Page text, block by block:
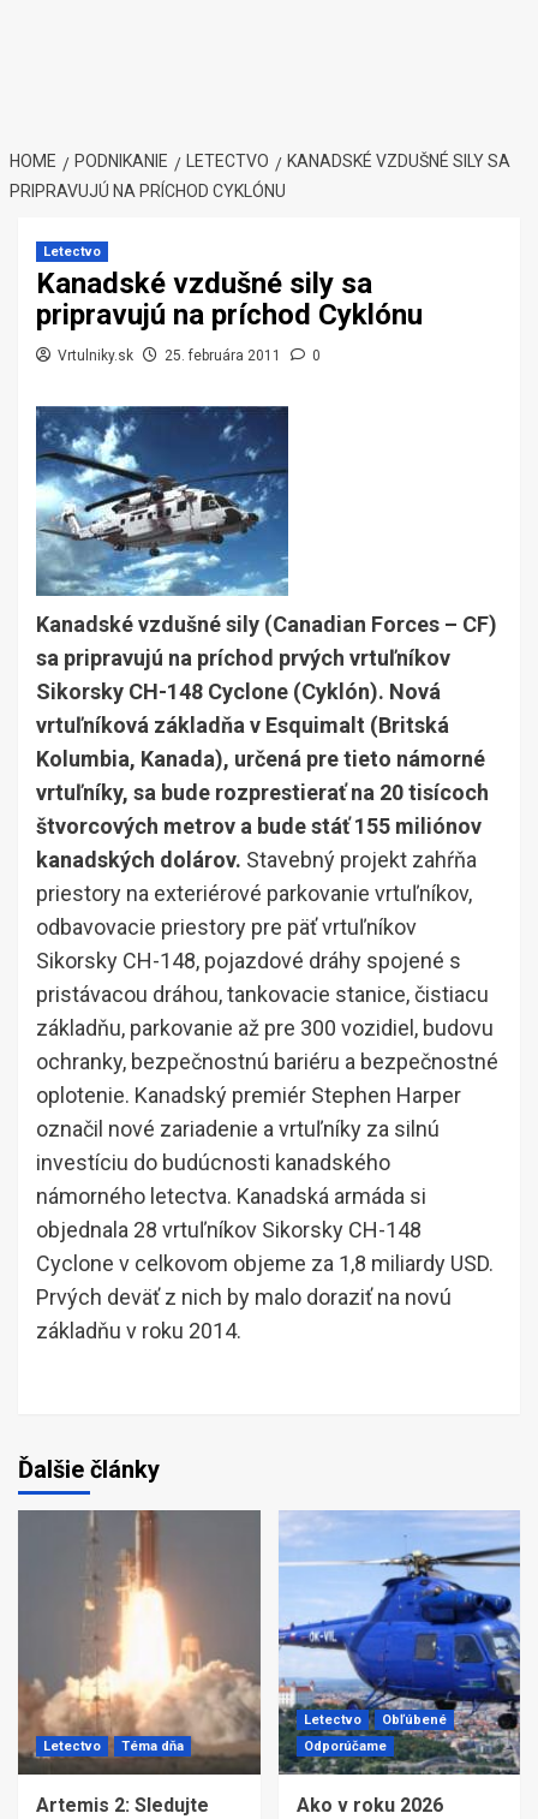
HOME PODNIKANIE LETECTVO
KANADSKÉ VZDUŠNÉ SILY SA
PRIPRAVUJÚ NA PRÍCHOD CYKLÓNU
Letectvo
Kanadské vzdušné sily sa
pripravujú na príchod Cyklónu
Vrtulniky.sk 25. februára 2011 0
Kanadské vzdušné sily (Canadian Forces – CF)
sa pripravujú na príchod prvých vrtuľníkov
Sikorsky CH-148 Cyclone (Cyklón). Nová
vrtuľníková základňa v Esquimalt (Britská
Kolumbia, Kanada), určená pre tieto námorné
vrtuľníky, sa bude rozprestierať na 20 tisícoch
štvorcových metrov a bude stáť 155 miliónov
kanadských dolárov. Stavebný projekt zahŕňa
priestory na exteriérové parkovanie vrtuľníkov,
odbavovacie priestory pre päť vrtuľníkov
Sikorsky CH-148, pojazdové dráhy spojené s
pristávacou dráhou, tankovacie stanice, čistiacu
základňu, parkovanie až pre 300 vozidiel, budovu
ochranky, bezpečnostnú bariéru a bezpečnostné
oplotenie. Kanadský premiér Stephen Harper
označil nové zariadenie a vrtuľníky za silnú
investíciu do budúcnosti kanadského
námorného letectva. Kanadská armáda si
objednala 28 vrtuľníkov Sikorsky CH-148
Cyclone v celkovom objeme za 1,8 miliardy USD.
Prvých deväť z nich by malo doraziť na novú
základňu v roku 2014.
Ďalšie články
Letectvo Téma dňa
Artemis 2: Sledujte
Letectvo
Obľúbené
Odporúčame
Ako v roku 2026